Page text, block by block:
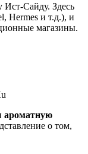
Ист-Сайду. Здесь
Hermes и т.д.), и
магазины.
ароматную
о том,